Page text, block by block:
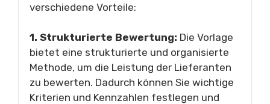
verschiedene Vorteile:
1. Strukturierte Bewertung: Die Vorlage
bietet eine strukturierte und organisierte
Methode, um die Leistung der Lieferanten
zu bewerten. Dadurch können Sie wichtige
Kriterien und Kennzahlen festlegen und